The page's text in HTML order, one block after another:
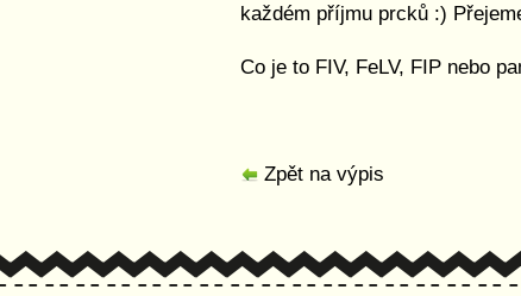
každém příjmu prcků :)
Co je to FIV, FeLV, FIP nebo
Zpět na výpis